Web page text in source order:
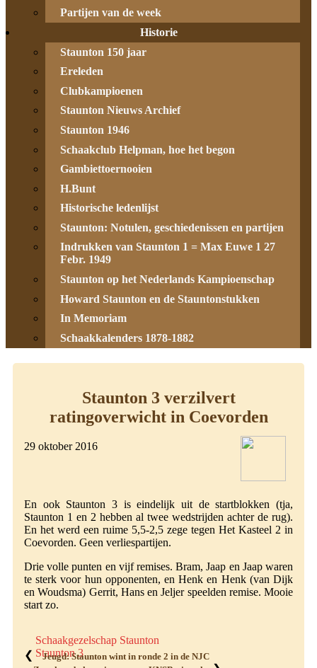
Partijen van de week
Historie
Staunton 150 jaar
Ereleden
Clubkampioenen
Staunton Nieuws Archief
Staunton 1946
Schaakclub Helpman, hoe het begon
Gambiettoernooien
H.Bunt
Historische ledenlijst
Staunton: Notulen, geschiedenissen en partijen
Indrukken van Staunton 1 = Max Euwe 1 27
Febr. 1949
Staunton op het Nederlands Kampioenschap
Howard Staunton en de Stauntonstukken
In Memoriam
Schaakkalenders 1878-1882
Staunton 3 verzilvert
ratingoverwicht in Coevorden
29 oktober 2016
En ook Staunton 3 is eindelijk uit de startblokken (tja,
Staunton 1 en 2 hebben al twee wedstrijden achter de rug).
En het werd een ruime 5,5-2,5 zege tegen Het Kasteel 2 in
Coevorden. Geen verliespartijen.
Drie volle punten en vijf remises. Bram, Jaap en Jaap waren
te sterk voor hun opponenten, en Henk en Henk (van Dijk
en Woudsma) Gerrit, Hans en Jeljer speelden remise. Mooie
start zo.
Schaakgezelschap Staunton
Staunton 3
❮
Jeugd: Staunton wint in ronde 2 in de NJC